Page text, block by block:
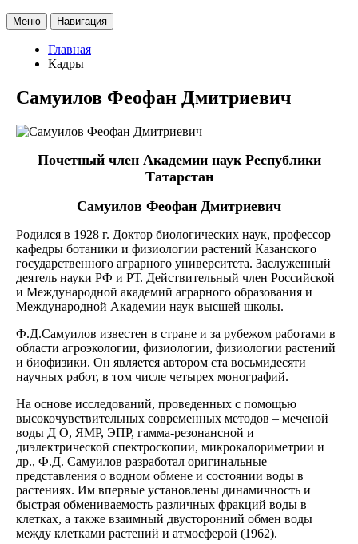
Меню Навигация
Главная
Кадры
Самуилов Феофан Дмитриевич
Почетный член Академии наук Республики
Татарстан
Самуилов Феофан Дмитриевич
Родился в 1928 г. Доктор биологических наук, профессор
кафедры ботаники и физиологии растений Казанского
государственного аграрного университета. Заслуженный
деятель науки РФ и РТ. Действительный член Российской
и Международной академий аграрного образования и
Международной Академии наук высшей школы.
Ф.Д.Самуилов известен в стране и за рубежом работами в
области агроэкологии, физиологии, физиологии растений
и биофизики. Он является автором ста восьмидесяти
научных работ, в том числе четырех монографий.
На основе исследований, проведенных с помощью
высокочувствительных современных методов – меченой
воды Д О, ЯМР, ЭПР, гамма-резонансной и
диэлектрической спектроскопии, микрокалориметрии и
др., Ф.Д. Самуилов разработал оригинальные
представления о водном обмене и состоянии воды в
растениях. Им впервые установлены динамичность и
быстрая обмениваемость различных фракций воды в
клетках, а также взаимный двусторонний обмен воды
между клетками растений и атмосферой (1962).